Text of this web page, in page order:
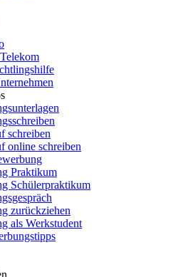
schreiben
online schreiben
Praktikum
Schülerpraktikum
zurückziehen
als Werkstudent